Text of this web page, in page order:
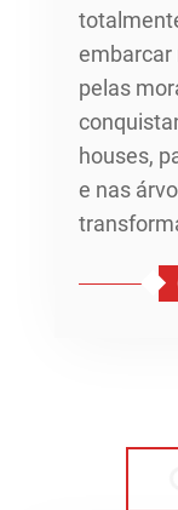
embarcar
pelas
houses,
e nas